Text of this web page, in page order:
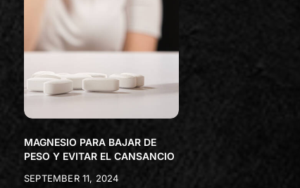
MAGNESIO PARA BAJAR DE
PESO Y EVITAR EL CANSANCIO
SEPTEMBER 11, 2024